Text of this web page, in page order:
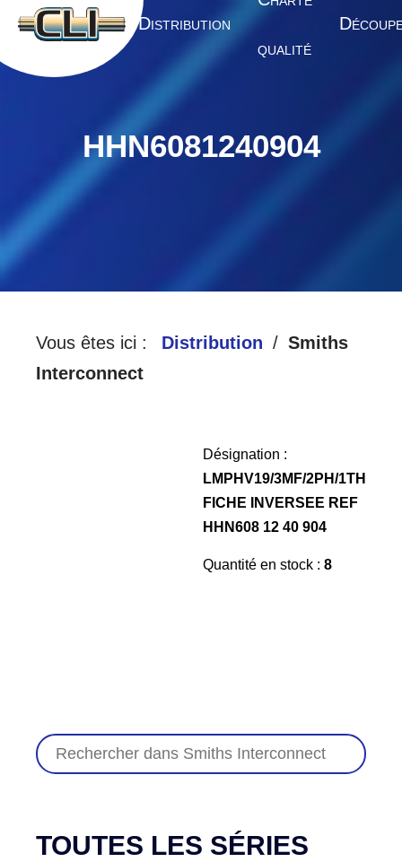
A CCUEIL DISTRIBUTION
QUALITÉ
D
HHN6081240904
Vous êtes ici : Distribution
Smiths
Interconnect
Désignation :
LMPHV19/3MF/2PH/1TH
FICHE INVERSEE REF
HHN608 12 40 904
Quantité en stock : 8
TOUTES LES SÉRIES